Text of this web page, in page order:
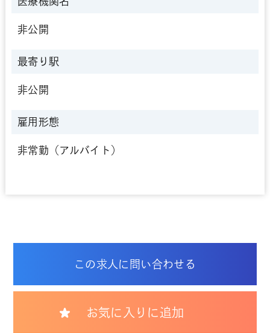
非公開
最寄り駅
非公開
雇用形態
非常勤（アルバイト）
この求人に問い合わせる
お気に入りに追加